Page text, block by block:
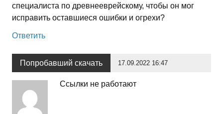
специалиста по древнееврейскому, чтобы он мог
исправить оставшиеся ошибки и огрехи?
Ответить
Попробавший скачать 17.09.2022 16:47
Ссылки не работают